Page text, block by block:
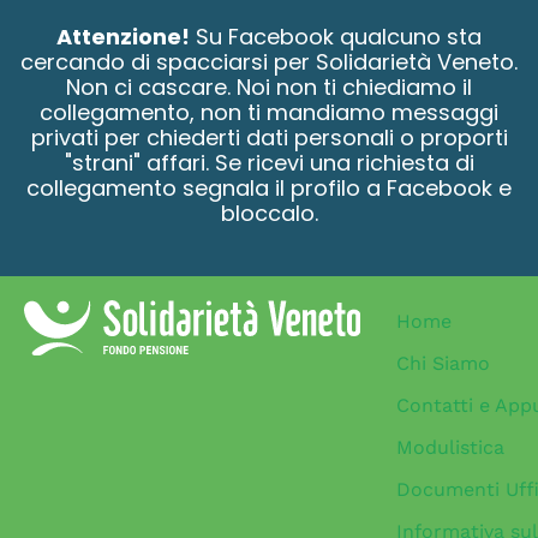
Attenzione! Su Facebook qualcuno sta
cercando di spacciarsi per Solidarietà Veneto.
Non ci cascare. Noi non ti chiediamo il
collegamento, non ti mandiamo messaggi
privati per chiederti dati personali o proporti
"strani" affari. Se ricevi una richiesta di
collegamento segnala il profilo a Facebook e
bloccalo.
Home
Chi Siamo
Contatti e
Modulistica
Documenti
Informativa